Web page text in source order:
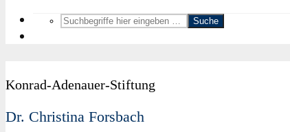
Suche
Konrad-Adenauer-Stiftung
Dr. Christina Forsbach